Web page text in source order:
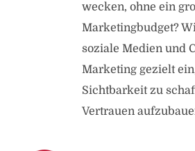
wecken, ohne ein
Marketingbudget?
soziale Medien und
Marketing gezielt
Sichtbarkeit zu
Vertrauen